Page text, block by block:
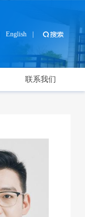
English |
联系我们